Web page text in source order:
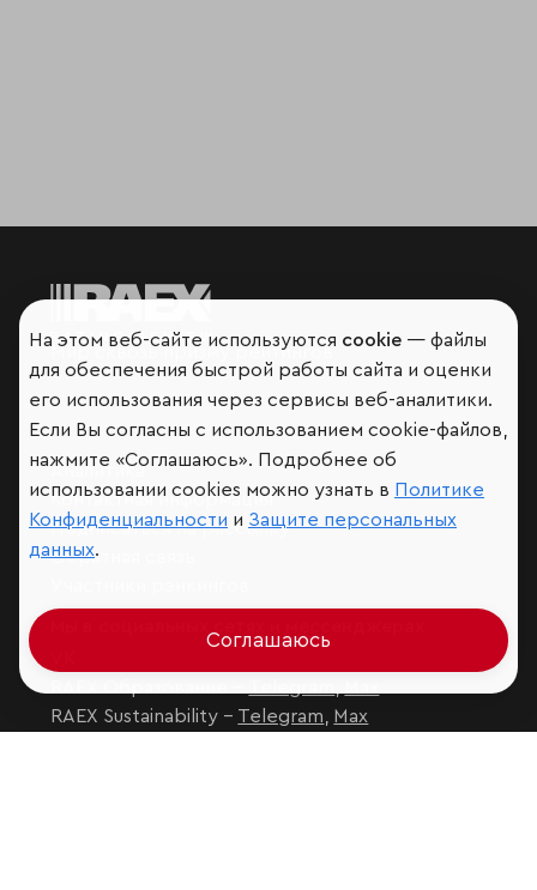
Мир сквозь призму рейтингов
Аналитика
Контактная информация
Подписаться на рассылку
Обратная связь
RAEX Sustainability – Telegram Max
На этом веб-сайте используются cookie — файлы
для обеспечения быстрой работы сайта и оценки
его использования через сервисы веб-аналитики.
Если Вы согласны с использованием cookie-файлов,
нажмите «Соглашаюсь». Подробнее об
использовании cookies можно узнать в Политике
Конфиденциальности и Защите персональных
данных.
Соглашаюсь